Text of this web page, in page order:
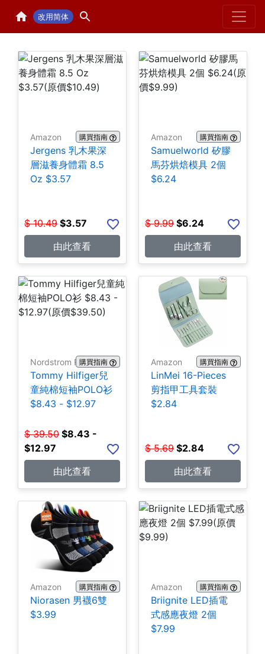
改用简体 Home
Amazon 購買指南
Jergens 乳木果深
層滋養身體霜 8.5
Oz $3.57
$ 10.49 $3.57
由此查看
Amazon 購買指南
Samuelworld 矽膠
馬芬烘焙模具 2個
$6.24
$ 9.99 $6.24
由此查看
Nordstrom Rack購買指南
Tommy Hilfiger兒
童純棉短袖POLO衫
$8.43 - $12.97
$ 39.50 $8.43 -
$12.97
由此查看
Amazon 購買指南
LinMei 16-Pieces
剪指甲工具套裝
$2.84
$ 5.69 $2.84
由此查看
Amazon 購買指南
Niorasen 男襪6雙
$3.99
Amazon 購買指南
Briignite LED插電
式感應夜燈 2個
$7.99